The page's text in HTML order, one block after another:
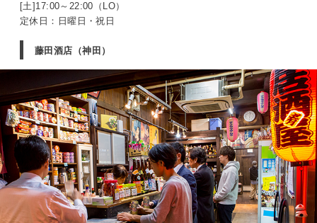
[土]17:00～22:00（LO）
定休日：日曜日・祝日
藤田酒店（神田）